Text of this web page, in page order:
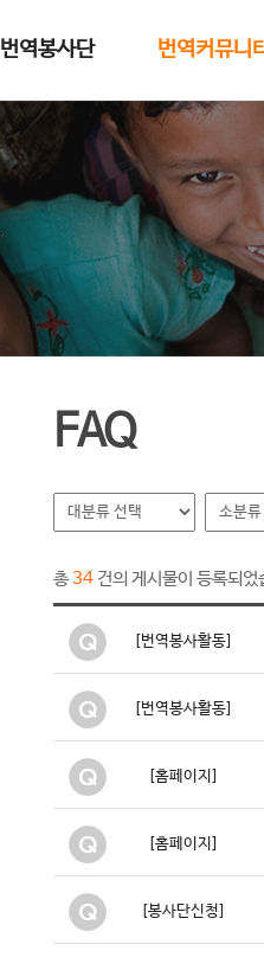
번역봉사단 번역커뮤니
FAQ
총34 건의 게시물이 등록되었
[번역봉사활동]
[번역봉사활동]
[홈페이지]
[홈페이지]
[봉사단신청]